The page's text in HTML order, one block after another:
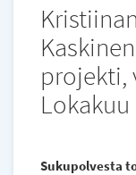
projekti,
Lokakuu
Sukupolvesta